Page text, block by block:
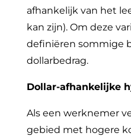
afhankelijk van het
kan zijn). Om deze
definiëren sommige
dollarbedrag.
Dollar-afhankelijke
Als een werknemer
gebied met hogere